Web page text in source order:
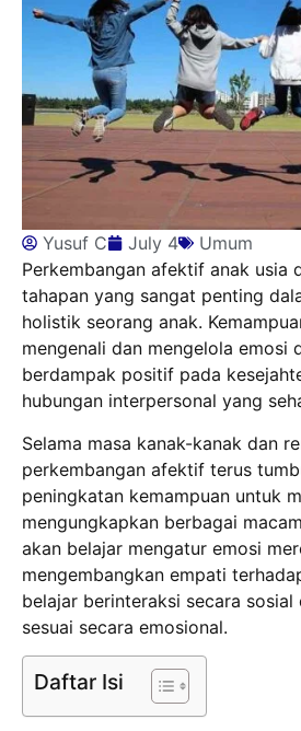
Yusuf C July 4
Umum
Perkembangan afektif anak usia
tahapan yang sangat penting
holistik seorang anak.
mengenali dan mengelola emosi
berdampak positif pada
hubungan interpersonal yang
Selama masa kanak-kanak dan
perkembangan afektif terus
peningkatan kemampuan untuk
mengungkapkan berbagai
akan belajar mengatur emosi
mengembangkan empati
belajar berinteraksi secara sosial
sesuai secara emosional.
Daftar Isi